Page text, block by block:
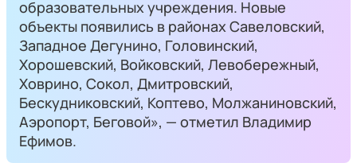
образовательных учреждения. Новые
объекты появились в районах Савеловский,
Западное Дегунино, Головинский,
Хорошевский, Войковский, Левобережный,
Ховрино, Сокол, Дмитровский,
Бескудниковский, Коптево, Молжаниновский,
Аэропорт, Беговой», — отметил Владимир
Ефимов.